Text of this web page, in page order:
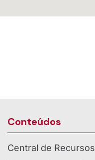
Conteúdos
Central de Recursos